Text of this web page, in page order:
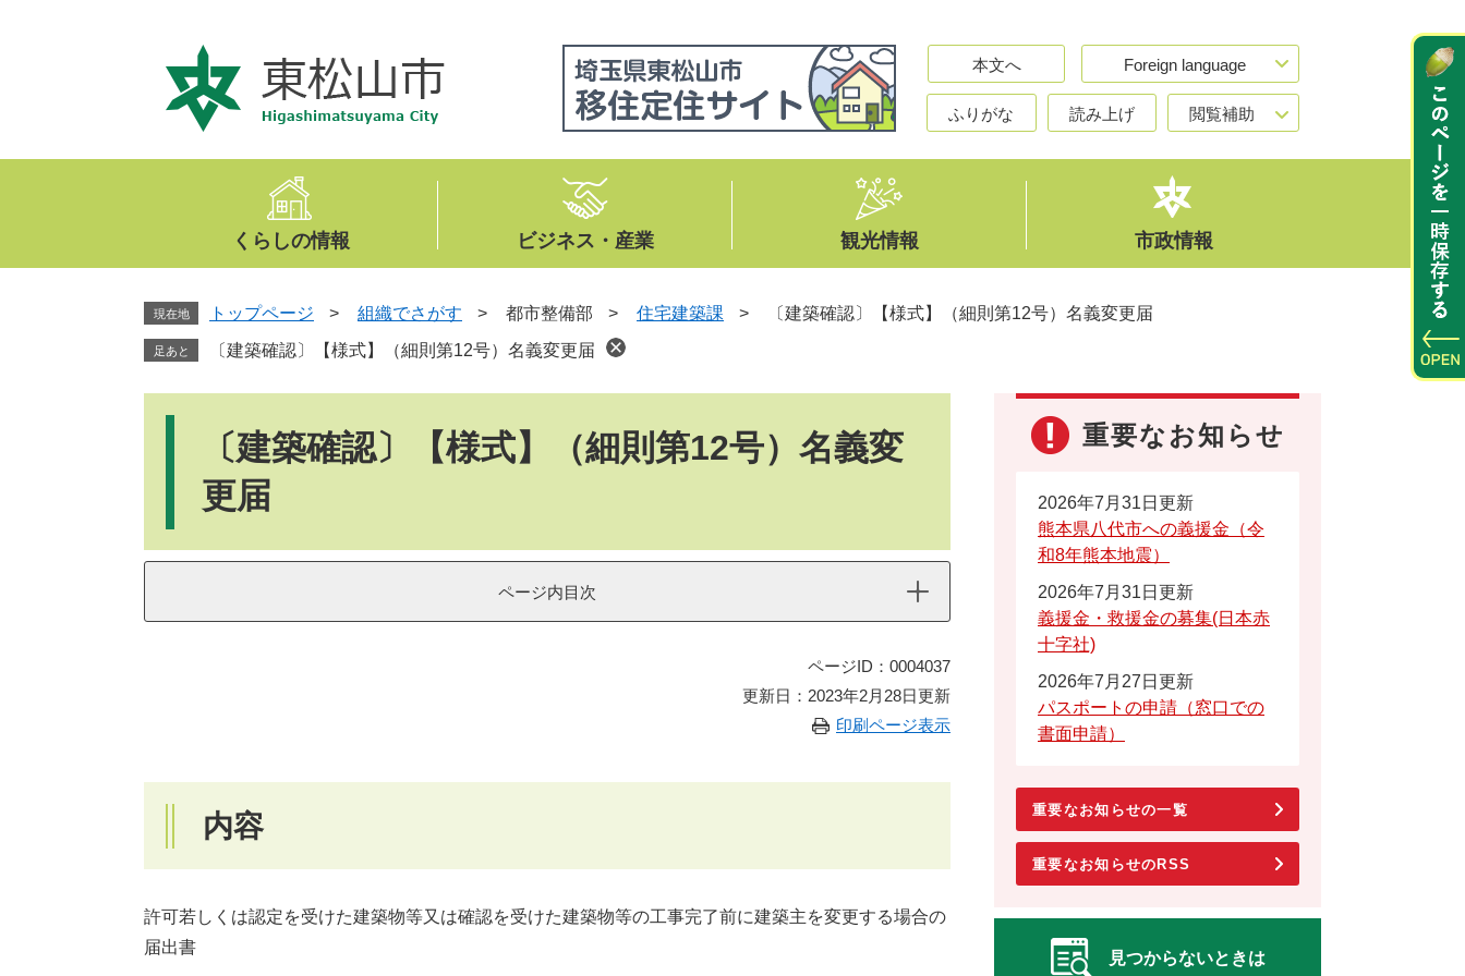
文
本文へ Foreign language
ふりがな 読み上げ 閲覧補助
くらしの情報 ビジネス・産業 観光情報 市政情報
現在地 トップページ > 組織でさがす > 都市整備部 > 住宅建築課 > 〔建築確認〕【様式】（細則第12号）名義変更届
足あと 〔建築確認〕【様式】（細則第12号）名義変更届
〔建築確認〕【様式】（細則第12号）名義変
更届
ページ内目次
ページID：0004037
更新日：2023年2月28日更新
印刷ページ表示
内容
許可若しくは認定を受けた建築物等又は確認を受けた建築物等の工事完了前に建築主を変更する場合の
届出書
重要なお知らせ
2026年7月31日更新
熊本県八代市への義援金（令
和8年熊本地震）
2026年7月31日更新
義援金・救援金の募集(日本赤
十字社)
2026年7月27日更新
パスポートの申請（窓口での
書面申請）
重要なお知らせの一覧
重要なお知らせのRSS
見つからないときは